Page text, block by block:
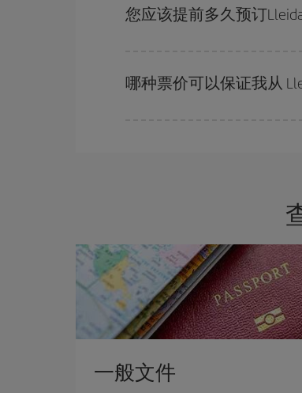
的价格。
您应该提前多久预订
哪种票价可以保证我从
一般文件